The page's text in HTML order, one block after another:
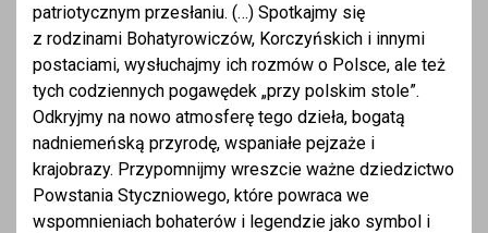
patriotycznym przesłaniu. (…) Spotkajmy się
z rodzinami Bohatyrowiczów, Korczyńskich i innymi
postaciami, wysłuchajmy ich rozmów o Polsce, ale też
tych codziennych pogawędek „przy polskim stole”.
Odkryjmy na nowo atmosferę tego dzieła, bogatą
nadniemeńską przyrodę, wspaniałe pejzaże i
krajobrazy. Przypomnijmy wreszcie ważne dziedzictwo
Powstania Styczniowego, które powraca we
wspomnieniach bohaterów i legendzie jako symbol i